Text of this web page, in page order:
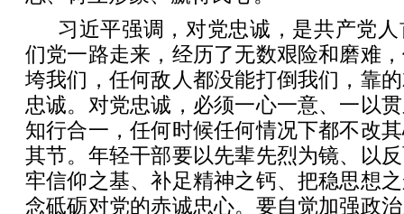
习近平强调，对党忠诚，是共产党
们党一路走来，经历了无数艰险和磨难
垮我们，任何敌人都没能打倒我们，靠
忠诚。对党忠诚，必须一心一意、一以
知行合一，任何时候任何情况下都不改
其节。年轻干部要以先辈先烈为镜、以
牢信仰之基、补足精神之钙、把稳思想
念砥砺对党的赤诚忠心。要自觉加强政